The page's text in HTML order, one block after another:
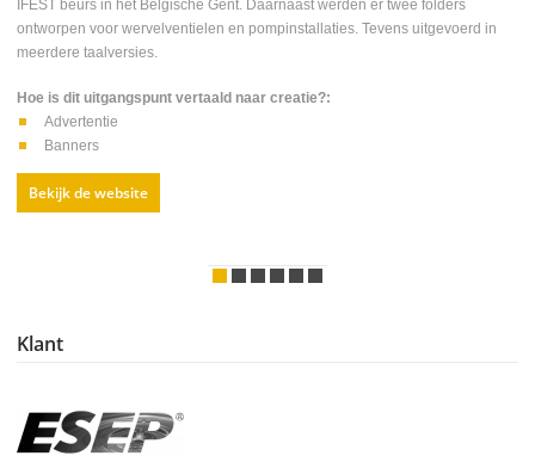
IFEST beurs in het Belgische Gent. Daarnaast werden er twee folders
ontworpen voor wervelventielen en pompinstallaties. Tevens uitgevoerd in
meerdere taalversies.
Hoe is dit uitgangspunt vertaald naar creatie?:
Advertentie
Banners
Bekijk de website
Klant